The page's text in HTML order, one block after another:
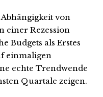
von
einer Rezession
Budgets als Erstes
einmaligen
echte Trendwende
Quartale zeigen.